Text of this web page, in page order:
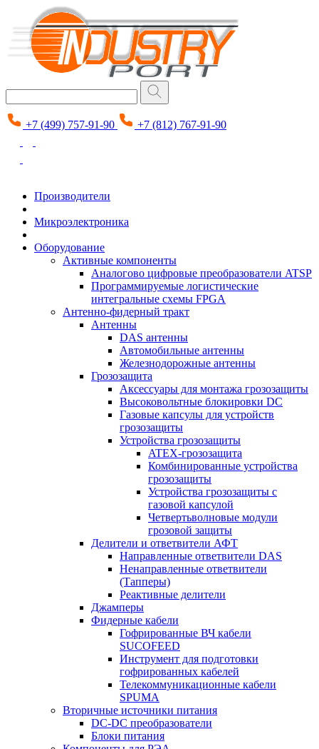
+7 (499) 757-91-90 +7 (812) 767-91-90
Производители
Микроэлектроника
Оборудование
Активные компоненты
Аналогово цифровые преобразователи ATSP
Программируемые логистические
интегральные схемы FPGA
Антенно-фидерный тракт
Антенны
DAS антенны
Автомобильные антенны
Железнодорожные антенны
Грозозащита
Аксессуары для монтажа грозозащиты
Высоковольтные блокировки DC
Газовые капсулы для устройств
грозозащиты
Устройства грозозащиты
ATEX-грозозащита
Комбинированные устройства
грозозащиты
Устройства грозозащиты с
газовой капсулой
Четвертьволновые модули
грозовой защиты
Делители и ответвители АФТ
Направленные ответвители DAS
Ненаправленные ответвители
(Тапперы)
Реактивные делители
Джамперы
Фидерные кабели
Гофрированные ВЧ кабели
SUCOFEED
Инструмент для подготовки
гофрированных кабелей
Телекоммуникационные кабели
SPUMA
Вторичные источники питания
DC-DC преобразователи
Блоки питания